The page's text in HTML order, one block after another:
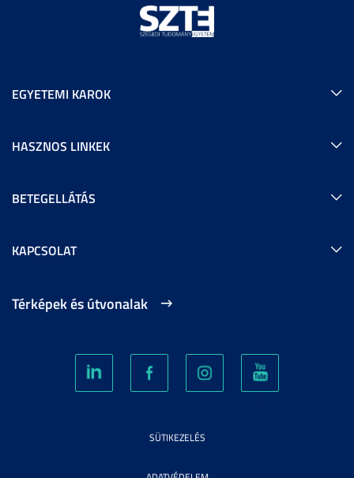
EGYETEMI KAROK
HASZNOS LINKEK
BETEGELLÁTÁS
KAPCSOLAT
Térképek és útvonalak
SÜTIKEZELÉS